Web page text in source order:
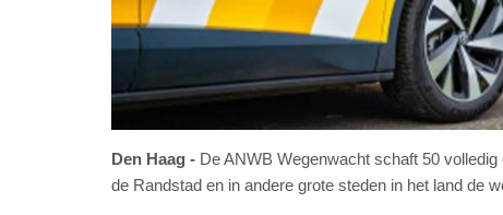
Den Haag
De ANWB Wegenwacht schaft 50
de Randstad en in andere grote steden in het land de